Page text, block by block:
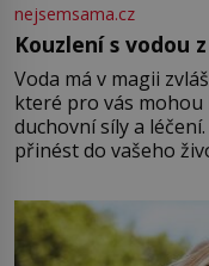
nejsemsama.cz
Kouzlení s vodou
Voda má v magii
které pro vás mohou
duchovní síly a
přinést do vašeho
můžete obohatit své
větší harmonii a klid.